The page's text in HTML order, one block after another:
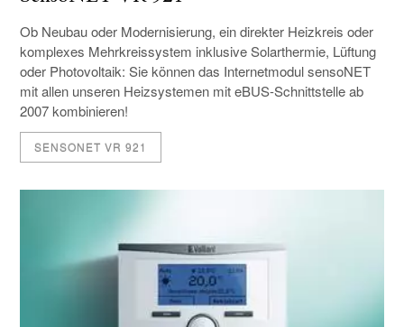
Ob Neubau oder Modernisierung, ein direkter Heizkreis oder
komplexes Mehrkreissystem inklusive Solarthermie, Lüftung
oder Photovoltaik: Sie können das Internetmodul sensoNET
mit allen unseren Heizsystemen mit eBUS-Schnittstelle ab
2007 kombinieren!
SENSONET VR 921